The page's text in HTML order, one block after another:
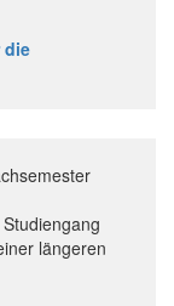
die
längeren